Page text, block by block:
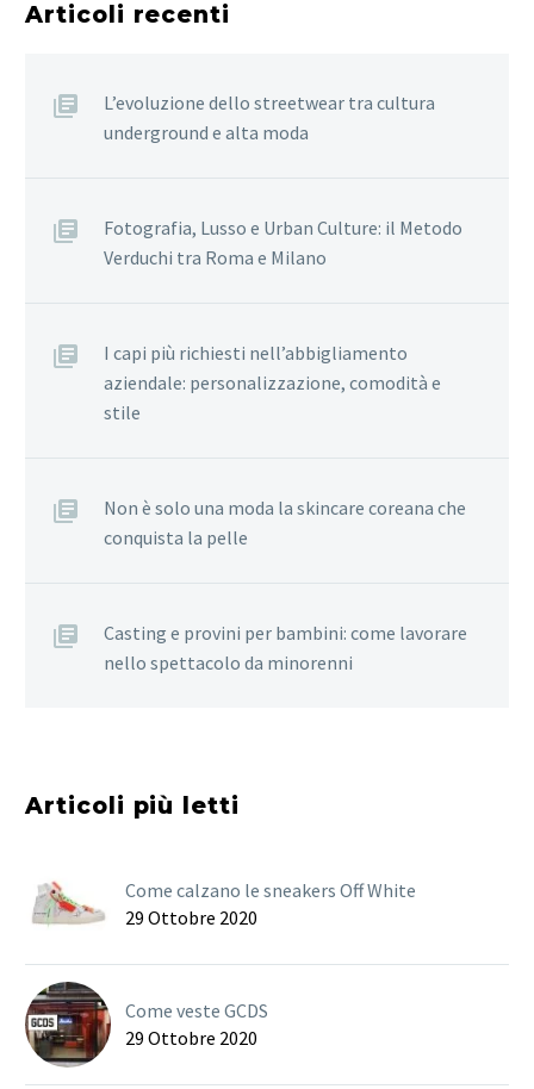
Articoli recenti
L’evoluzione dello streetwear tra cultura
underground e alta moda
Fotografia, Lusso e Urban Culture: il Metodo
Verduchi tra Roma e Milano
I capi più richiesti nell’abbigliamento
aziendale: personalizzazione, comodità e
stile
Non è solo una moda la skincare coreana che
conquista la pelle
Casting e provini per bambini: come lavorare
nello spettacolo da minorenni
Articoli più letti
Come calzano le sneakers Off White
29 Ottobre 2020
Come veste GCDS
29 Ottobre 2020